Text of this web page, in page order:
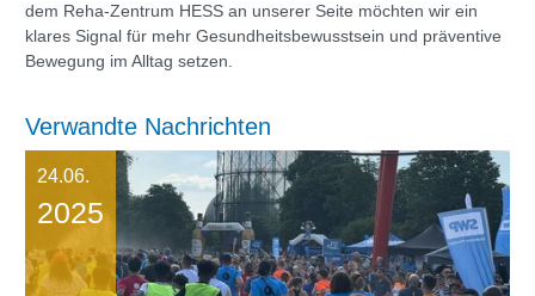
dem Reha-Zentrum HESS an unserer Seite möchten wir ein
klares Signal für mehr Gesundheitsbewusstsein und präventive
Bewegung im Alltag setzen.
Verwandte Nachrichten
24.06.
2025